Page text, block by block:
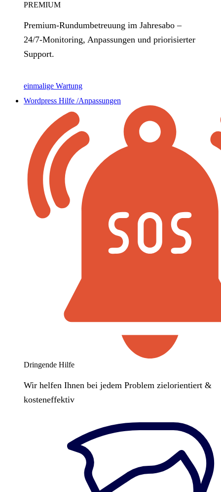
PREMIUM
Premium‑Rundumbetreuung im Jahresabo –
24/7‑Monitoring, Anpassungen und priorisierter
Support.
einmalige Wartung
Wordpress Hilfe /Anpassungen
Dringende Hilfe
Wir helfen Ihnen bei jedem Problem zielorientiert &
kosteneffektiv